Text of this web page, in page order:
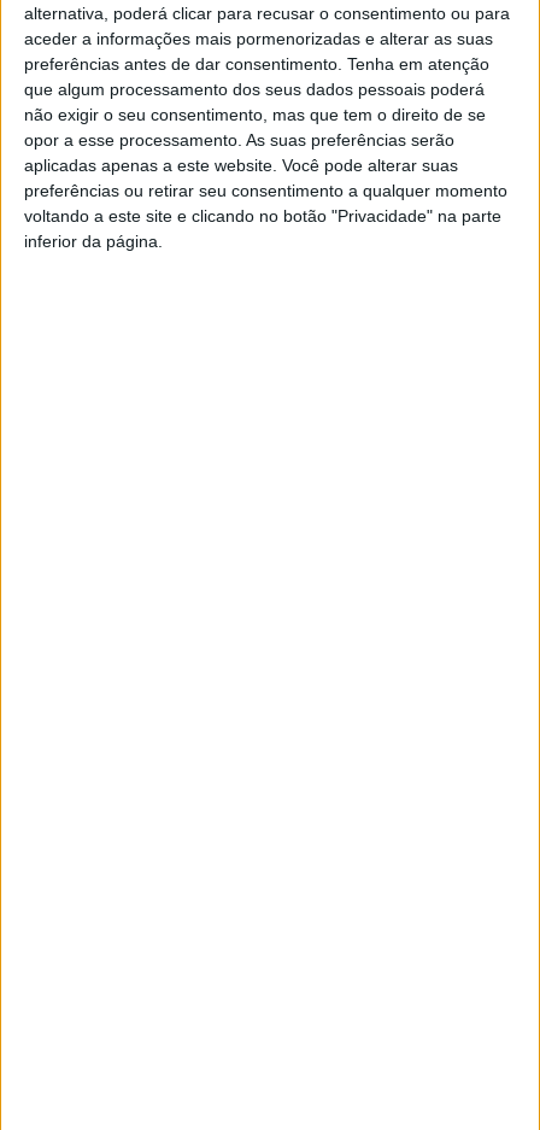
alternativa, poderá clicar para recusar o consentimento ou para
aceder a informações mais pormenorizadas e alterar as suas
preferências antes de dar consentimento. Tenha em atenção
que algum processamento dos seus dados pessoais poderá
não exigir o seu consentimento, mas que tem o direito de se
opor a esse processamento. As suas preferências serão
aplicadas apenas a este website. Você pode alterar suas
preferências ou retirar seu consentimento a qualquer momento
voltando a este site e clicando no botão "Privacidade" na parte
inferior da página.
tiveram como destino a reciclagem e 2.160 quilos foram
destruídos.
Esta e outras notícias para ouvir na Estação Diária – 96.8
FM ou emwww.968.fm.
Pub